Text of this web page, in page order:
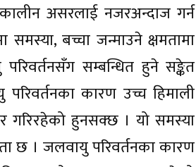
असरलाई नजरअन्दाज गर्न
समस्या, बच्चा जन्माउने क्षमतामा
सम्बन्धित हुने सङ्केत
कारण उच्च हिमाली
गरिरहेको हुनसक्छ । यो समस्या
छ । जलवायु परिवर्तनका कारण